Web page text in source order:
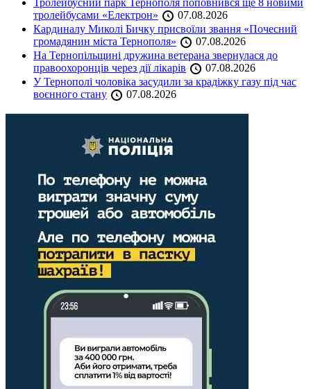
Тролейбусний парк Тернополя поповнився ще 8 новими
тролейбусами «Електрон»
07.08.2026
Кардиналу Миколі Бичку присвоїли звання «Почесний
громадянин міста Тернополя»
07.08.2026
На Тернопільщині дружина ветерана звернулася до
правоохоронців через дії лікарів
07.08.2026
У Тернополі чоловіка засудили за крадіжку газу під час
воєнного стану
07.08.2026